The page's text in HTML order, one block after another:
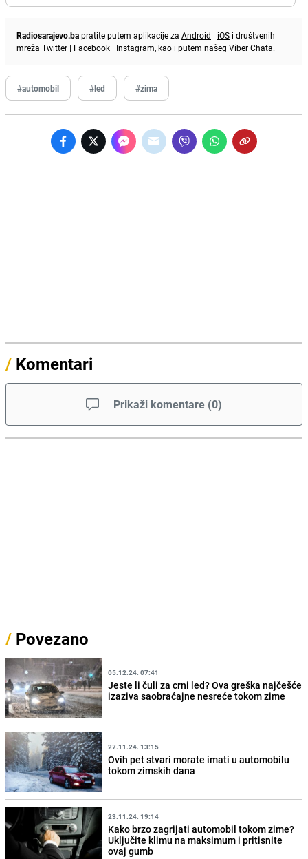
Radiosarajevo.bapratite putem aplikacije za Android | iOS i društvenih
mreža Twitter | Facebook | Instagram, kao i putem našeg ViberChata.
#automobil #led #zima
/ Komentari
Prikaži komentare (0)
/ Povezano
05.12.24. 07:41
Jeste li čuli za crni led? Ova greška najčešće
izaziva saobraćajne nesreće tokom zime
27.11.24. 13:15
Ovih pet stvari morate imati u automobilu
tokom zimskih dana
23.11.24. 19:14
Kako brzo zagrijati automobil tokom zime?
Uključite klimu na maksimum i pritisnite
ovaj gumb